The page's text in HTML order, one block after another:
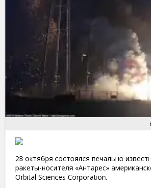
28 октября состоялся печально
ракеты-носителя «Антарес»
Orbital Sciences Corporation.